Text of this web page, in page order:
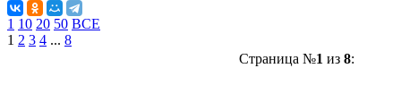
1 10 20 50 ВСЕ
1 2 3 4 ... 8
Страница №1 из 8: